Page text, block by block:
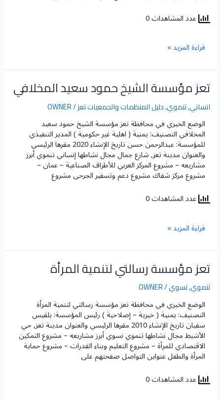
عدد المشاهدات 0
قراءة المزيد »
تعز مؤسسة الشيخ حمود سعيد المخلافي
انساني,تنموي,دليل المنظمات والجمعيات تعز/
OWNER
الوضع الخيري في محافظة تعز​ مؤسسة الشيخ حمود سعيد
المخلافي التصنيف: يمنية ( اهلية غير حكومية ) المدير التنفيذي
للمؤسسة: عبدالرحمن حسن تاريخ الإنشاء 2020 مقرها الرئيسي
والعنوان مدينة تعز, شارع جمال مجال نشاطها إنساني تنموي أبرز
مشاريعه – مشروع المركز العربي للأطراف الصناعية – عمان –
مشروع مركز شفاك مشروع دعم وتسفير الجرحى مشروع
عدد المشاهدات 0
تعز
مؤسسة
الشيخ
حمود
سعيد
المخلافي
قراءة المزيد »
تعز مؤسسة رسالتي لتنمية المرأة
تنموي,نسوي/
OWNER
الوضع الخيري في محافظة تعز​ مؤسسة رسالتي لتنمية المرأة
التصنيف: يمنية ( خيرية – إصلاحية ) رئيس المؤسسة: بلقيس
سفيان تاريخ الإنشاء 2010 مقرها الرئيسي والعنوان مدينة تعز, حي
الأشبط مجال نشاطها تنموي نسوي أبرز مشاريعه – مشروع التمكين
الاقتصادي للمرأة – مشروع التعليم وبناء القدرات – مشروع حماية
المرأة والطفل عنواين التواصل صفحتهم على
عدد المشاهدات 0
تعز
مؤسسة
رسالتي
لتنمية
المرأة